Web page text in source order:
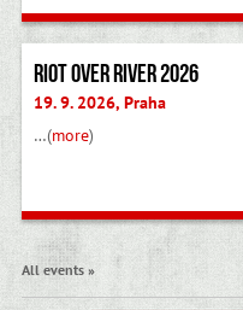
Riot Over River 2026
19. 9. 2026, Praha
…(more)
All events »